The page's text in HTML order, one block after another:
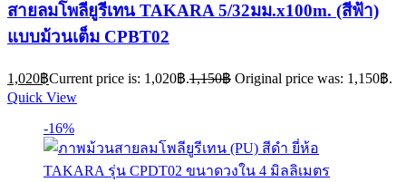
สายลมโพลียูรีเทน TAKARA 5/32มม.x100m. (สีฟ้า)
แบบม้วนเต็ม CPBT02
1,020฿Current price is: 1,020฿.1,150฿ Original price was: 1,150฿.
Quick View
-16%